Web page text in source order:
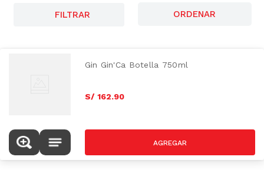
FILTRAR
Gin Gin'Ca Botella 750ml
S/ 162.90